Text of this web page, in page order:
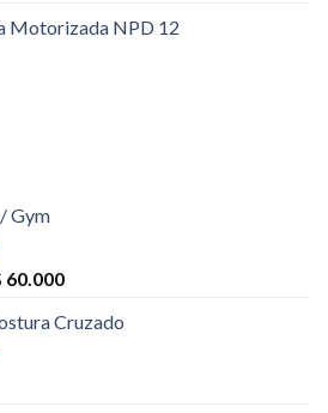
Motorizada NPD 12
Gym
60.000
Cruzado